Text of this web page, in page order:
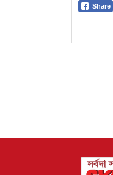
Share